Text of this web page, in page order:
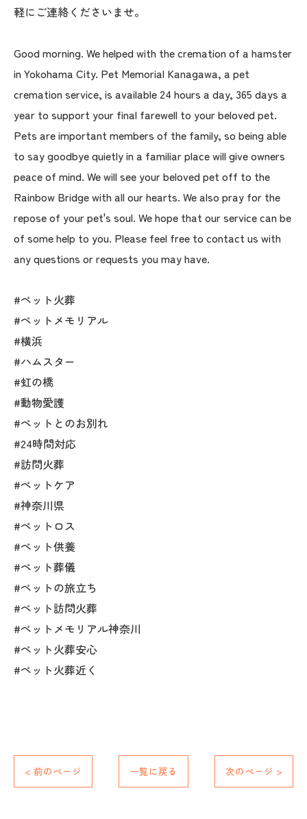
軽にご連絡くださいませ。
Good morning. We helped with the cremation of a hamster
in Yokohama City. Pet Memorial Kanagawa, a pet
cremation service, is available 24 hours a day, 365 days a
year to support your final farewell to your beloved pet.
Pets are important members of the family, so being able
to say goodbye quietly in a familiar place will give owners
peace of mind. We will see your beloved pet off to the
Rainbow Bridge with all our hearts. We also pray for the
repose of your pet's soul. We hope that our service can be
of some help to you. Please feel free to contact us with
any questions or requests you may have.
#ペット火葬
#ペットメモリアル
#横浜
#ハムスター
#虹の橋
#動物愛護
#ペットとのお別れ
#24時間対応
#訪問火葬
#ペットケア
#神奈川県
#ペットロス
#ペット供養
#ペット葬儀
#ペットの旅立ち
#ペット訪問火葬
#ペットメモリアル神奈川
#ペット火葬安心
#ペット火葬近く
< 前のページ 一覧に戻る 次のページ >